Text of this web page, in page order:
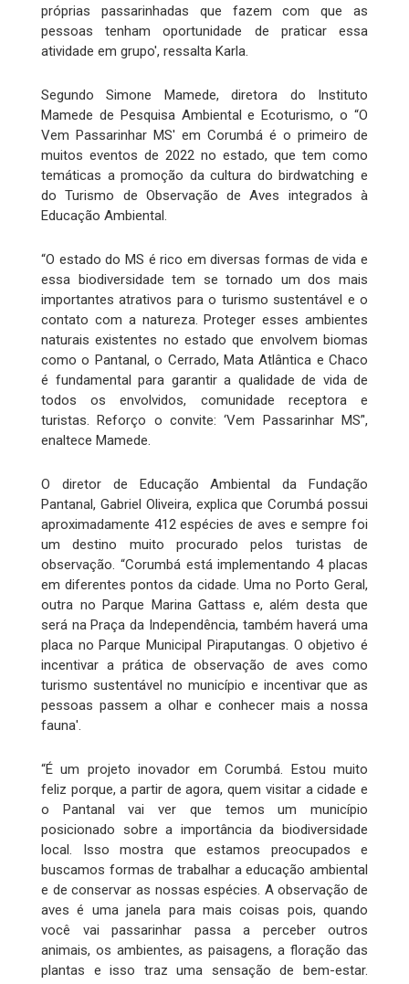
próprias passarinhadas que fazem com que as
pessoas tenham oportunidade de praticar essa
atividade em grupo', ressalta Karla.
Segundo Simone Mamede, diretora do Instituto
Mamede de Pesquisa Ambiental e Ecoturismo, o “O
Vem Passarinhar MS' em Corumbá é o primeiro de
muitos eventos de 2022 no estado, que tem como
temáticas a promoção da cultura do birdwatching e
do Turismo de Observação de Aves integrados à
Educação Ambiental.
“O estado do MS é rico em diversas formas de vida e
essa biodiversidade tem se tornado um dos mais
importantes atrativos para o turismo sustentável e o
contato com a natureza. Proteger esses ambientes
naturais existentes no estado que envolvem biomas
como o Pantanal, o Cerrado, Mata Atlântica e Chaco
é fundamental para garantir a qualidade de vida de
todos os envolvidos, comunidade receptora e
turistas. Reforço o convite: ‘Vem Passarinhar MS’',
enaltece Mamede.
O diretor de Educação Ambiental da Fundação
Pantanal, Gabriel Oliveira, explica que Corumbá possui
aproximadamente 412 espécies de aves e sempre foi
um destino muito procurado pelos turistas de
observação. “Corumbá está implementando 4 placas
em diferentes pontos da cidade. Uma no Porto Geral,
outra no Parque Marina Gattass e, além desta que
será na Praça da Independência, também haverá uma
placa no Parque Municipal Piraputangas. O objetivo é
incentivar a prática de observação de aves como
turismo sustentável no município e incentivar que as
pessoas passem a olhar e conhecer mais a nossa
fauna'.
“É um projeto inovador em Corumbá. Estou muito
feliz porque, a partir de agora, quem visitar a cidade e
o Pantanal vai ver que temos um município
posicionado sobre a importância da biodiversidade
local. Isso mostra que estamos preocupados e
buscamos formas de trabalhar a educação ambiental
e de conservar as nossas espécies. A observação de
aves é uma janela para mais coisas pois, quando
você vai passarinhar passa a perceber outros
animais, os ambientes, as paisagens, a floração das
plantas e isso traz uma sensação de bem-estar.